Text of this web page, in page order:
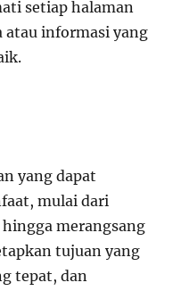
setiap halaman
atau informasi yang
yang dapat
mulai dari
merangsang
tujuan yang
tepat, dan